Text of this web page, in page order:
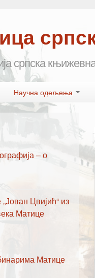
српска
Научна одељења
– о
Цвијић“ из
Матице
Матице